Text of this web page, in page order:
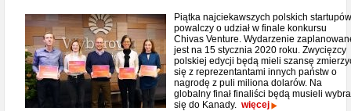
Piątka najciekawszych polskich startupów
powalczy o udział w finale konkursu
Chivas Venture. Wydarzenie
jest na 15 stycznia 2020 roku. Zwycięzcy
polskiej edycji będą mieli szansę
się z reprezentantami innych państw o
nagrodę z puli miliona dolarów. Na
globalny finał finaliści będą musieli
się do Kanady. więcej